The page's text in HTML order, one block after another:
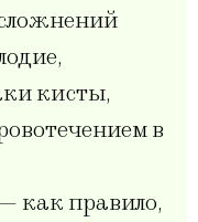
кисты,
в
как правило,